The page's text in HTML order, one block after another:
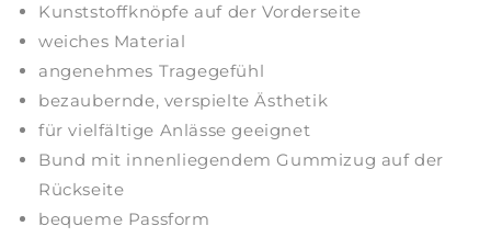
Kunststoffknöpfe auf der Vorderseite
weiches Material
angenehmes Tragegefühl
bezaubernde, verspielte Ästhetik
für vielfältige Anlässe geeignet
Bund mit innenliegendem Gummizug auf der
Rückseite
bequeme Passform